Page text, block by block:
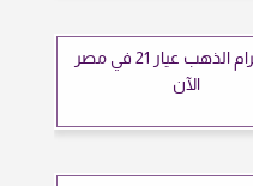
سعر جرام الذهب عيار 21 في مصر
الآن